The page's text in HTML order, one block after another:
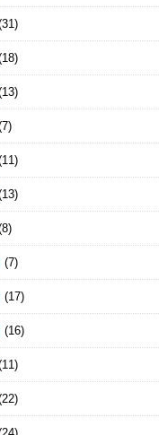
(7)
(17)
(16)